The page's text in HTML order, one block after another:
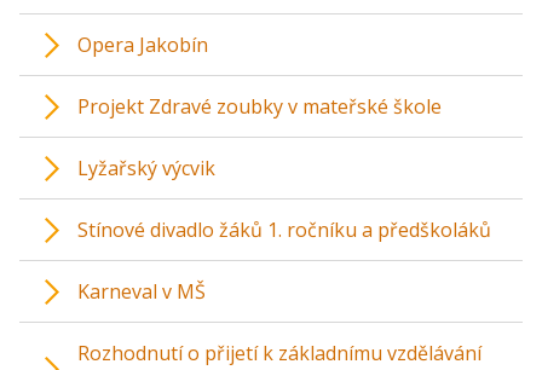
Opera Jakobín
Projekt Zdravé zoubky v mateřské škole
Lyžařský výcvik
Stínové divadlo žáků 1. ročníku a předškoláků
Karneval v MŠ
Rozhodnutí o přijetí k základnímu vzdělávání